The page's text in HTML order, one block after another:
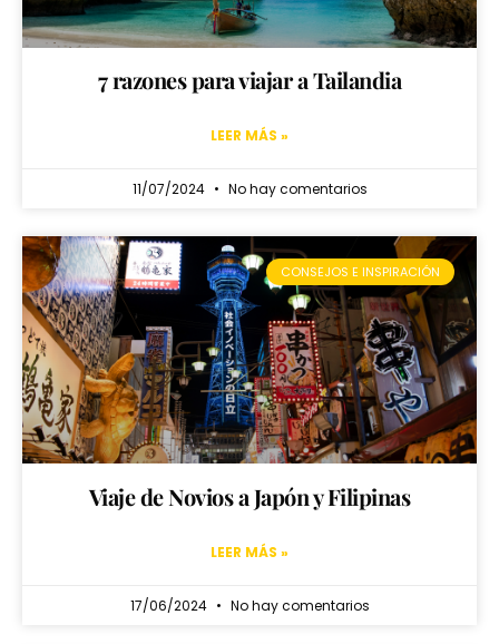
7 razones para viajar a Tailandia
LEER MÁS »
11/07/2024 No hay comentarios
CONSEJOS E INSPIRACIÓN
Viaje de Novios a Japón y Filipinas
LEER MÁS »
17/06/2024 No hay comentarios